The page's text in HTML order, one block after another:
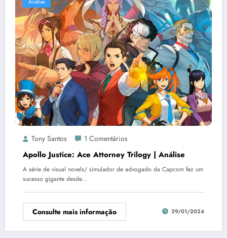
Análise
Tony Santos 1 Comentários
Apollo Justice: Ace Attorney Trilogy | Análise
A série de visual novels/ simulador de advogado da Capcom fez um
sucesso gigante desde…
Consulte mais informação 29/01/2024